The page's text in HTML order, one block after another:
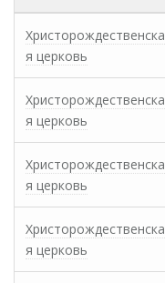
Христорождественска
я церковь
Христорождественска
я церковь
Христорождественска
я церковь
Христорождественска
я церковь